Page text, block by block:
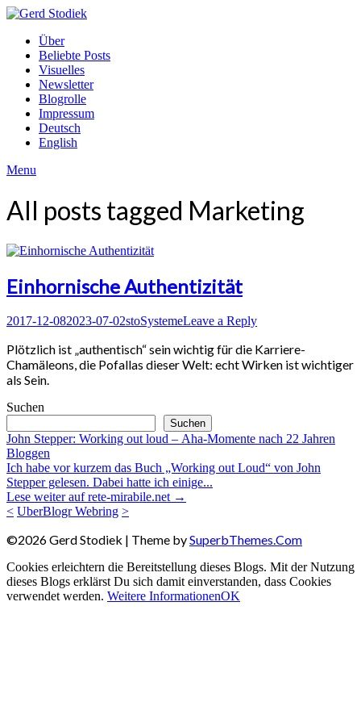
Skip
content
StodiekÜber
Beliebte Posts
Visuelles
Newsletter
Blogrolle
Impressum
Deutsch
English
Menu
All posts tagged Marketing
Einhornische Authentizität
Posted
2017-12-082023-07-02Author
stoPosted
SystemeLeave a Reply
Plötzlich ist „authentisch“ sein wichtig für die Karriere-
Chamäleons, die Pofallas dieser Welt: echt Wirken ist wichtiger
als Sein.
Suchen
Suchen
John Stepper: Working out loud – Aha-Momente nach 22 Jahren
Bloggen
Ich habe vor kurzem das Buch „Working out Loud“ von John
Stepper gelesen. Dabei hatte ich einige...
Lese weiter auf rete-mirabile.net →
< UberBlogr Webring >
©2026 Gerd Stodiek | Theme bySuperbThemes.Com
Cookies erleichtern die Bereitstellung dieses Blogs. Mit der Nutzung
dieses Blogs erklärst Du sich damit einverstanden, dass Cookies
verwendet werden. Weitere InformationenOK